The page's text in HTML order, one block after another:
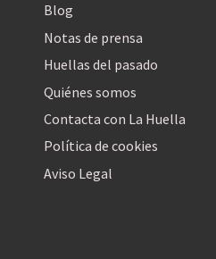
Blog
Notas de prensa
Huellas del pasado
Quiénes somos
Contacta con La Huella
Política de cookies
Aviso Legal